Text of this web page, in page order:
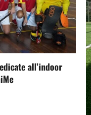
all’indoor